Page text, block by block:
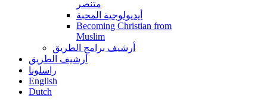
متنصر
أيديولوجية المحبة
Becoming Christian from
Muslim
أرشيف برامج الطريق
أرشيف الطريق
راسلونا
English
Dutch